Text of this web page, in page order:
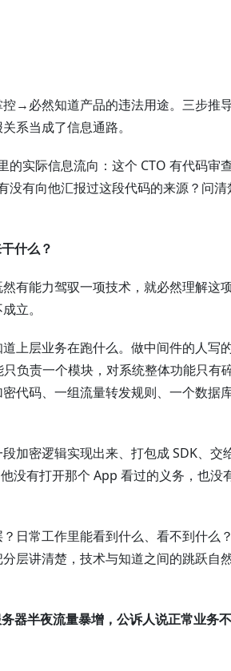
→必然知道产品的违法用途。三步推
系当成了信息通路。
的实际信息流向：这个 CTO 有代码审
没有向他汇报过这段代码的来源？问清
什么？
有能力驾驭一项技术，就必然理解这
立。
上层业务在跑什么。做中间件的人写
负责一个模块，对系统整体功能只有
代码、一组流量转发规则、一个数据
加密逻辑实现出来、打包成 SDK、交
没有打开那个 App 看过的义务，也没
日常工作里能看到什么、看不到什么？
层讲清楚，技术与知道之间的跳跃自
器半夜流量暴增，公诉人说正常业务不